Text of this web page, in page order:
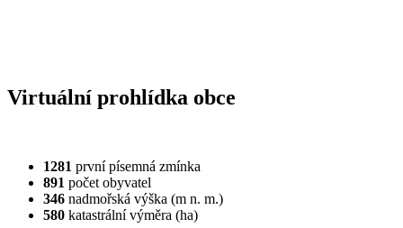
Virtuální prohlídka obce
1281 první písemná zmínka
891 počet obyvatel
346 nadmořská výška (m n. m.)
580 katastrální výměra (ha)